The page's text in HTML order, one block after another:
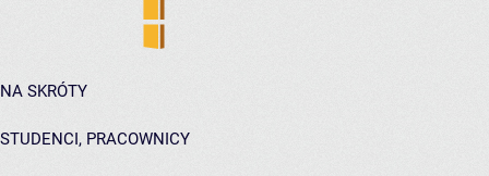
NA SKRÓTY
STUDENCI, PRACOWNICY